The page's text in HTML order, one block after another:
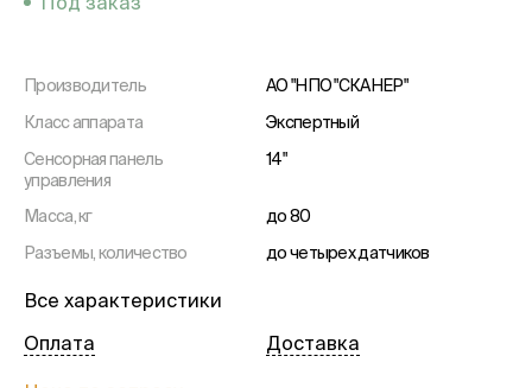
Производитель
АО "НПО "СКАНЕР"
Класс аппарата
Экспертный
Сенсорная панель
управления
14"
Масса, кг
до 80
Разъемы, количество
до четырех датчиков
CW-датчик
Цветной; CDI-Режим - Цветной
Все характеристики
Оплата Доставка